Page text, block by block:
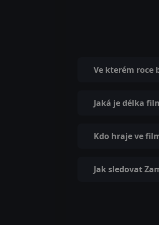
Ve kterém roce
Jaká je délka
Kdo hraje ve
Jak sledovat